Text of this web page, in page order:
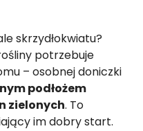
skrzydłokwiatu?
potrzebuje
– osobnej doniczki
podłożem
zielonych. To
im dobry start.